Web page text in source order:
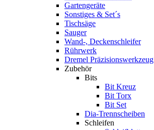
Gartengeräte
Sonstiges & Set´s
Tischsäge
Sauger
Wand-, Deckenschleifer
Rührwerk
Dremel Präzisionswerkzeug
Zubehör
Bits
Bit Kreuz
Bit Torx
Bit Set
Dia-Trennscheiben
Schleifen